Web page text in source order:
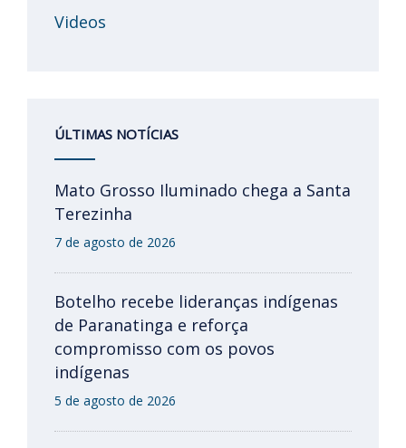
Videos
ÚLTIMAS NOTÍCIAS
Mato Grosso Iluminado chega a Santa
Terezinha
7 de agosto de 2026
Botelho recebe lideranças indígenas
de Paranatinga e reforça
compromisso com os povos
indígenas
5 de agosto de 2026